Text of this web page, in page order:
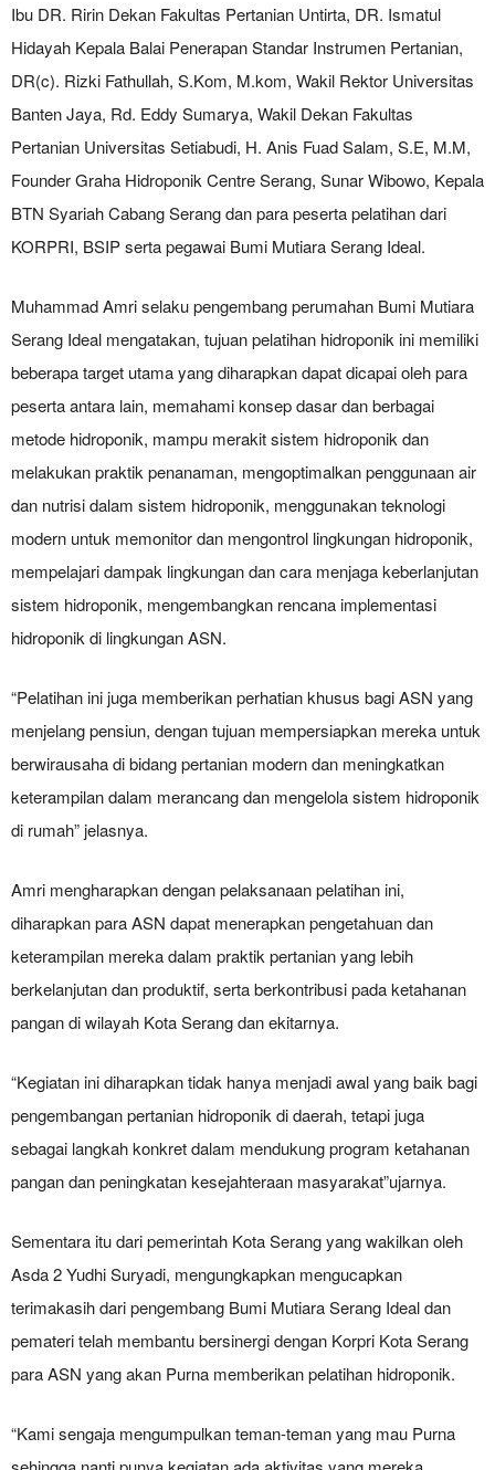
Ibu DR. Ririn Dekan Fakultas Pertanian Untirta, DR. Ismatul
Hidayah Kepala Balai Penerapan Standar Instrumen Pertanian,
DR(c). Rizki Fathullah, S.Kom, M.kom, Wakil Rektor Universitas
Banten Jaya, Rd. Eddy Sumarya, Wakil Dekan Fakultas
Pertanian Universitas Setiabudi, H. Anis Fuad Salam, S.E, M.M,
Founder Graha Hidroponik Centre Serang, Sunar Wibowo, Kepala
BTN Syariah Cabang Serang dan para peserta pelatihan dari
KORPRI, BSIP serta pegawai Bumi Mutiara Serang Ideal.
Muhammad Amri selaku pengembang perumahan Bumi Mutiara
Serang Ideal mengatakan, tujuan pelatihan hidroponik ini memiliki
beberapa target utama yang diharapkan dapat dicapai oleh para
peserta antara lain, memahami konsep dasar dan berbagai
metode hidroponik, mampu merakit sistem hidroponik dan
melakukan praktik penanaman, mengoptimalkan penggunaan air
dan nutrisi dalam sistem hidroponik, menggunakan teknologi
modern untuk memonitor dan mengontrol lingkungan hidroponik,
mempelajari dampak lingkungan dan cara menjaga keberlanjutan
sistem hidroponik, mengembangkan rencana implementasi
hidroponik di lingkungan ASN.
“Pelatihan ini juga memberikan perhatian khusus bagi ASN yang
menjelang pensiun, dengan tujuan mempersiapkan mereka untuk
berwirausaha di bidang pertanian modern dan meningkatkan
keterampilan dalam merancang dan mengelola sistem hidroponik
di rumah” jelasnya.
Amri mengharapkan dengan pelaksanaan pelatihan ini,
diharapkan para ASN dapat menerapkan pengetahuan dan
keterampilan mereka dalam praktik pertanian yang lebih
berkelanjutan dan produktif, serta berkontribusi pada ketahanan
pangan di wilayah Kota Serang dan ekitarnya.
“Kegiatan ini diharapkan tidak hanya menjadi awal yang baik bagi
pengembangan pertanian hidroponik di daerah, tetapi juga
sebagai langkah konkret dalam mendukung program ketahanan
pangan dan peningkatan kesejahteraan masyarakat”ujarnya.
Sementara itu dari pemerintah Kota Serang yang wakilkan oleh
Asda 2 Yudhi Suryadi, mengungkapkan mengucapkan
terimakasih dari pengembang Bumi Mutiara Serang Ideal dan
pemateri telah membantu bersinergi dengan Korpri Kota Serang
para ASN yang akan Purna memberikan pelatihan hidroponik.
“Kami sengaja mengumpulkan teman-teman yang mau Purna